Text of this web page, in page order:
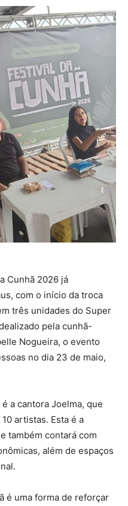
Cunhã 2026 já
com o início da troca
três unidades do Super
pela cunhã-
Nogueira, o evento
no dia 23 de maio,
a cantora Joelma, que
artistas. Esta é a
também contará com
além de espaços
é uma forma de reforçar